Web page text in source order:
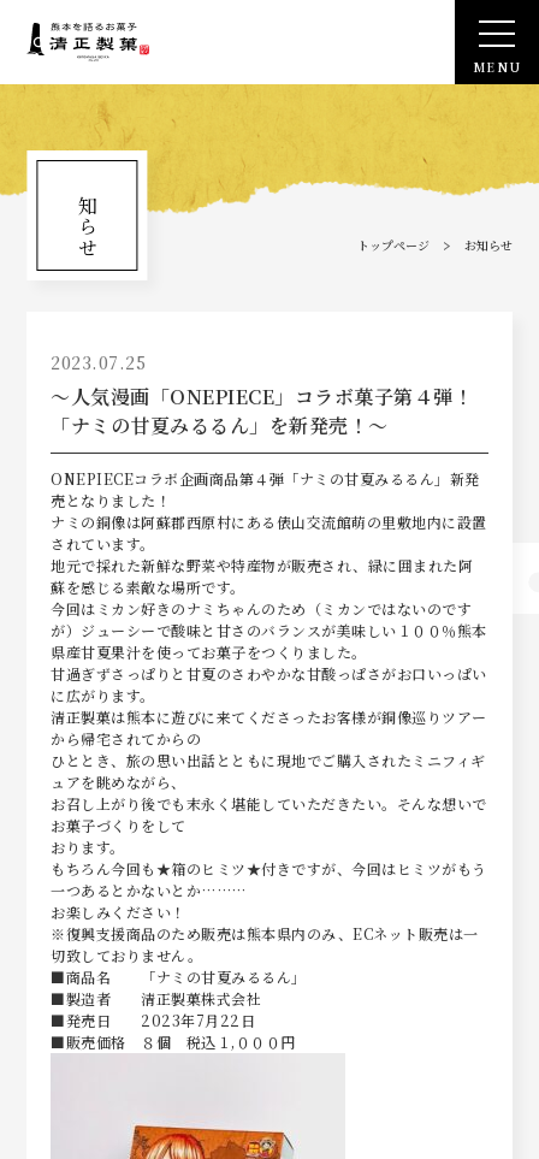
ME NU
お知らせ トップページ お知らせ
2023.07.25
～人気漫画「ONEPIECE」コラボ菓子第４弾！
「ナミの甘夏みるるん」を新発売！～
ONEPIECEコラボ企画商品第４弾「ナミの甘夏みるるん」新発
売となりました！
ナミの銅像は阿蘇郡西原村にある俵山交流館萌の里敷地内に設置
されています。
地元で採れた新鮮な野菜や特産物が販売され、緑に囲まれた阿
蘇を感じる素敵な場所です。
今回はミカン好きのナミちゃんのため（ミカンではないのです
が）ジューシーで酸味と甘さのバランスが美味しい１００％熊本
県産甘夏果汁を使ってお菓子をつくりました。
甘過ぎずさっぱりと甘夏のさわやかな甘酸っぱさがお口いっぱい
に広がります。
清正製菓は熊本に遊びに来てくださったお客様が銅像巡りツアー
から帰宅されてからの
ひととき、旅の思い出話とともに現地でご購入されたミニフィギ
ュアを眺めながら、
お召し上がり後でも末永く堪能していただきたい。そんな想いで
お菓子づくりをして
おります。
もちろん今回も★箱のヒミツ★付きですが、今回はヒミツがもう
一つあるとかないとか………
お楽しみください！
※復興支援商品のため販売は熊本県内のみ、ECネット販売は一
切致しておりません。
■商品名 「ナミの甘夏みるるん」
■製造者 清正製菓株式会社
■発売日 2023年7月22日
■販売価格 ８個 税込１,０００円